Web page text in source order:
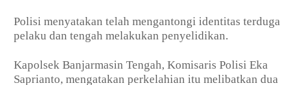
Polisi menyatakan telah mengantongi identitas terduga
pelaku dan tengah melakukan penyelidikan.
Kapolsek Banjarmasin Tengah, Komisaris Polisi Eka
Saprianto, mengatakan perkelahian itu melibatkan dua